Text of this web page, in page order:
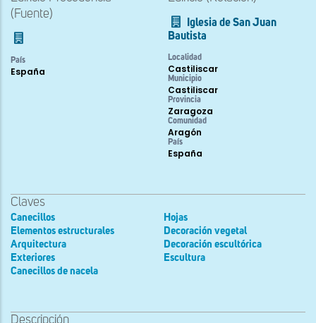
(Fuente)
País
España
Iglesia de San Juan
Bautista
Localidad
Castiliscar
Municipio
Castiliscar
Provincia
Zaragoza
Comunidad
Aragón
País
España
Claves
Canecillos
Elementos estructurales
Arquitectura
Exteriores
Canecillos de nacela
Hojas
Decoración vegetal
Decoración escultórica
Escultura
Descripción